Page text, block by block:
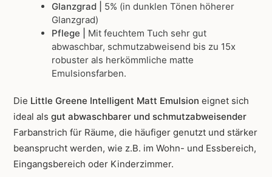
Glanzgrad | 5% (in dunklen Tönen höherer
Glanzgrad)
Pflege |
Mit feuchtem Tuch sehr gut
abwaschbar, schmutzabweisend bis zu 15x
robuster als herkömmliche matte
Emulsionsfarben.
Die Little Greene Intelligent Matt Emulsion eignet sich
ideal als gut abwaschbarer und schmutzabweisender
Farbanstrich für Räume, die häufiger genutzt und stärker
beansprucht werden, wie z.B. im Wohn- und Essbereich,
Eingangsbereich oder Kinderzimmer.